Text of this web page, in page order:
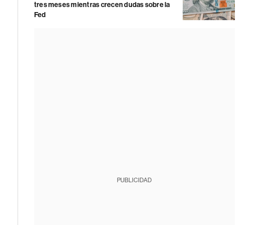
tres meses mientras crecen dudas sobre la
Fed
PUBLICIDAD